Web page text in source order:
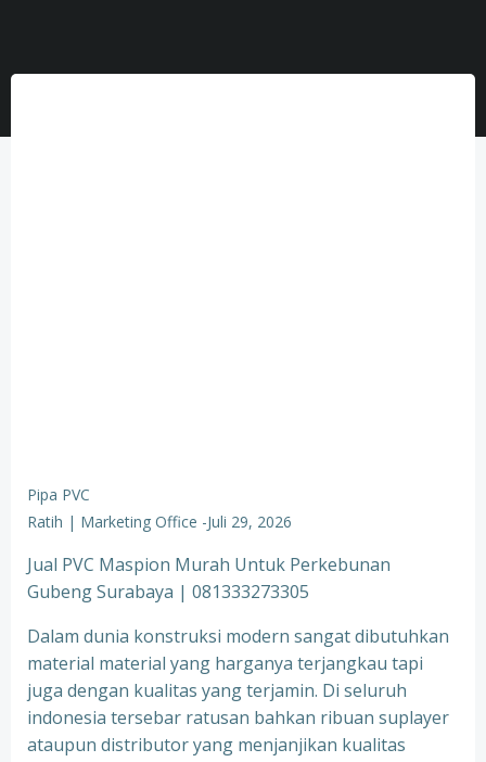
Pipa PVC
Ratih | Marketing Office -Juli 29, 2026
Jual PVC Maspion Murah Untuk Perkebunan
Gubeng Surabaya | 081333273305
Dalam dunia konstruksi modern sangat dibutuhkan
material material yang harganya terjangkau tapi
juga dengan kualitas yang terjamin. Di seluruh
indonesia tersebar ratusan bahkan ribuan suplayer
ataupun distributor yang menjanjikan kualitas